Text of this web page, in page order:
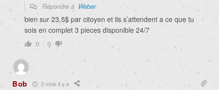
Répondre à Weber
bien sur 23.5$ par citoyen et ils s’attendent a ce que tu
sois en complet 3 pieces disponible 24/7
0 0
Bob 2 mois il y a